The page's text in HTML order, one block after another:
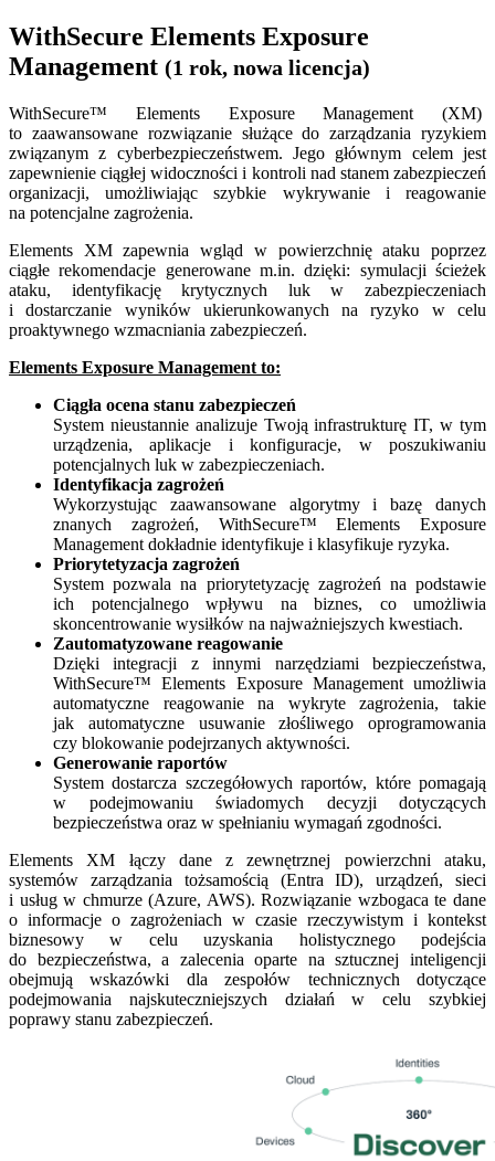
WithSecure Elements Exposure
Management (1 rok, nowa licencja)
WithSecure™ Elements Exposure Management (XM)
to zaawansowane rozwiązanie służące do zarządzania ryzykiem
związanym z cyberbezpieczeństwem. Jego głównym celem jest
zapewnienie ciągłej widoczności i kontroli nad stanem zabezpieczeń
organizacji, umożliwiając szybkie wykrywanie i reagowanie
na potencjalne zagrożenia.
Elements XM zapewnia wgląd w powierzchnię ataku poprzez
ciągłe rekomendacje generowane m.in. dzięki: symulacji ścieżek
ataku, identyfikację krytycznych luk w zabezpieczeniach
i dostarczanie wyników ukierunkowanych na ryzyko w celu
proaktywnego wzmacniania zabezpieczeń.
Elements Exposure Management to:
Ciągła ocena stanu zabezpieczeń
System nieustannie analizuje Twoją infrastrukturę IT, w tym
urządzenia, aplikacje i konfiguracje, w poszukiwaniu
potencjalnych luk w zabezpieczeniach.
Identyfikacja zagrożeń
Wykorzystując zaawansowane algorytmy i bazę danych
znanych zagrożeń, WithSecure™ Elements Exposure
Management dokładnie identyfikuje i klasyfikuje ryzyka.
Priorytetyzacja zagrożeń
System pozwala na priorytetyzację zagrożeń na podstawie
ich potencjalnego wpływu na biznes, co umożliwia
skoncentrowanie wysiłków na najważniejszych kwestiach.
Zautomatyzowane reagowanie
Dzięki integracji z innymi narzędziami bezpieczeństwa,
WithSecure™ Elements Exposure Management umożliwia
automatyczne reagowanie na wykryte zagrożenia, takie
jak automatyczne usuwanie złośliwego oprogramowania
czy blokowanie podejrzanych aktywności.
Generowanie raportów
System dostarcza szczegółowych raportów, które pomagają
w podejmowaniu świadomych decyzji dotyczących
bezpieczeństwa oraz w spełnianiu wymagań zgodności.
Elements XM łączy dane z zewnętrznej powierzchni ataku,
systemów zarządzania tożsamością (Entra ID), urządzeń, sieci
i usług w chmurze (Azure, AWS). Rozwiązanie wzbogaca te dane
o informacje o zagrożeniach w czasie rzeczywistym i kontekst
biznesowy w celu uzyskania holistycznego podejścia
do bezpieczeństwa, a zalecenia oparte na sztucznej inteligencji
obejmują wskazówki dla zespołów technicznych dotyczące
podejmowania najskuteczniejszych działań w celu szybkiej
poprawy stanu zabezpieczeń.